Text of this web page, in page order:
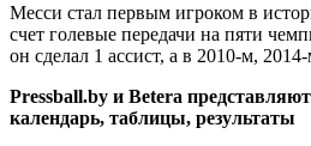
Месси стал первым игроком в
счет голевые передачи на пяти
он сделал 1 ассист, а в 2010-м,
Pressball.by и Betera
календарь, таблицы, результаты